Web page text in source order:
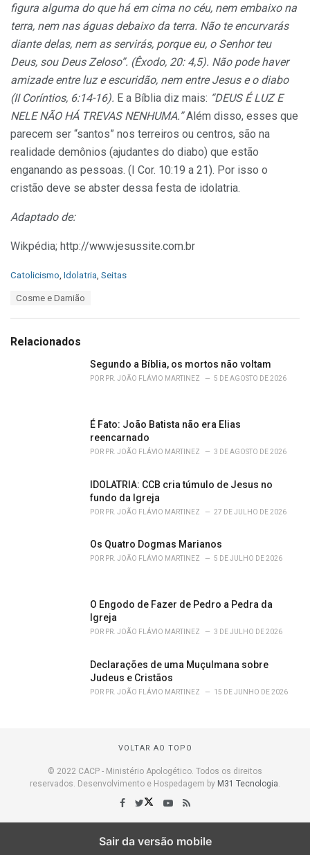
figura alguma do que há em cima no céu, nem embaixo na
terra, nem nas águas debaixo da terra. Não te encurvarás
diante delas, nem as servirás, porque eu, o Senhor teu
Deus, sou Deus Zeloso”. (Êxodo, 20: 4,5). Não pode haver
amizade entre luz e escuridão, nem entre Jesus e o diabo
(II Coríntios, 6:14-16). E a Bíblia diz mais: “DEUS É LUZ E
NELE NÃO HÁ TREVAS NENHUMA.”Além disso, esses que
parecem ser “santos” nos terreiros ou centros, são na
realidade demônios (ajudantes do diabo) que estão
enganando as pessoas. (I Cor. 10:19 a 21). Por isso o
cristão deve se abster dessa festa de idolatria.
Adaptado de:
Wikpédia; http://www.jesussite.com.br
C
o
r
Catolicismo Idolatria Seitas
:
Cosme e Damião
Relacionados
Segundo a Bíblia, os mortos não voltam
POR PR. JOÃO FLÁVIO MARTINEZ 5 DE AGOSTO DE 2026
É Fato: João Batista não era Elias
reencarnado
POR PR. JOÃO FLÁVIO MARTINEZ 3 DE AGOSTO DE 2026
IDOLATRIA: CCB cria túmulo de Jesus no
fundo da Igreja
POR PR. JOÃO FLÁVIO MARTINEZ 27 DE JULHO DE 2026
Os Quatro Dogmas Marianos
POR PR. JOÃO FLÁVIO MARTINEZ 5 DE JULHO DE 2026
O Engodo de Fazer de Pedro a Pedra da
Igreja
POR PR. JOÃO FLÁVIO MARTINEZ 3 DE JULHO DE 2026
Declarações de uma Muçulmana sobre
Judeus e Cristãos
POR PR. JOÃO FLÁVIO MARTINEZ 15 DE JUNHO DE 2026
VOLTAR AO TOPO
© 2022 CACP - Ministério Apologético. Todos os direitos
reservados. Desenvolvimento e Hospedagem by M31 Tecnologia.
Sair da versão mobile